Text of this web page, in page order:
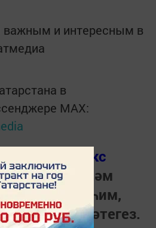
и интересным в
в
MАХ:
Яндекс
каналында һәм
иң мөһим,
күзәтегез.